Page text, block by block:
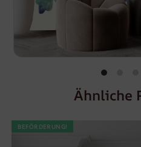
Ähnliche
BEFÖRDERUNG!